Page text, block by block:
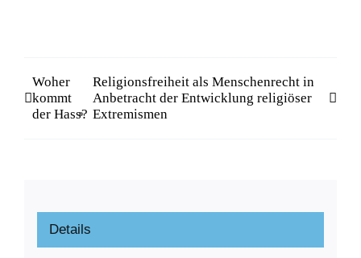
Woher
kommt
der Hass?
Religionsfreiheit als Menschenrecht in
Anbetracht der Entwicklung religiöser
Extremismen
Details